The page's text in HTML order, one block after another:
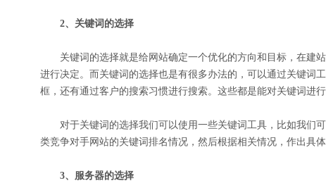
2、关键词的选择
关键词的选择就是给网站确定一个优化的方向和目标，在建
进行决定。而关键词的选择也是有很多办法的，可以通过关键词
框，还有通过客户的搜索习惯进行搜索。这些都是能对关键词进行
对于关键词的选择我们可以使用一些关键词工具，比如我们可
类竞争对手网站的关键词排名情况，然后根据相关情况，作出具
3、服务器的选择